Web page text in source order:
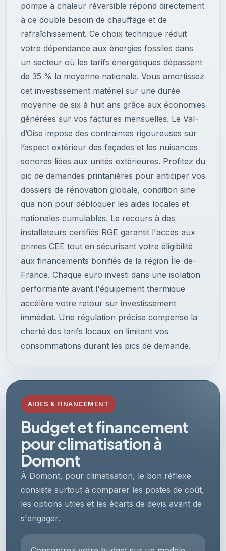
pompe à chaleur réversible répond directement
à ce double besoin de chauffage et de
rafraîchissement. Ce choix technique réduit
votre dépendance aux énergies fossiles dans
un secteur où les tarifs énergétiques dépassent
de 35 % la moyenne nationale. Vous amortissez
cet investissement matériel sur une durée
moyenne de six à huit ans grâce aux économies
générées sur vos factures mensuelles. Le Val-
d’Oise impose des contraintes rigoureuses sur
l’aspect extérieur des façades et les nuisances
sonores liées aux unités extérieures. Profitez du
pic de demandes printanières pour anticiper vos
dossiers de rénovation globale, condition sine
qua non pour débloquer les aides locales et
nationales cumulables. Le recours à des
installateurs certifiés RGE garantit l'accès aux
primes CEE tout en sécurisant votre éligibilité
aux financements bonifiés de la région Île-de-
France. Chaque euro investi dans une isolation
performante avant l'équipement thermique
accélère votre retour sur investissement
immédiat. Une régulation précise compense la
cherté des tarifs locaux en limitant vos
consommations durant les pics de demande.
AIDES & FINANCEMENT
Budget et financement
pour climatisation à
Domont
À Domont, pour climatisation, le bon réflexe
consiste surtout à comparer les postes de coût,
les options utiles et les écarts de devis avant de
s'engager.